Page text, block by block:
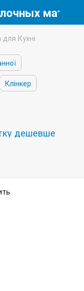
Кухні
Клінкер
дешевше